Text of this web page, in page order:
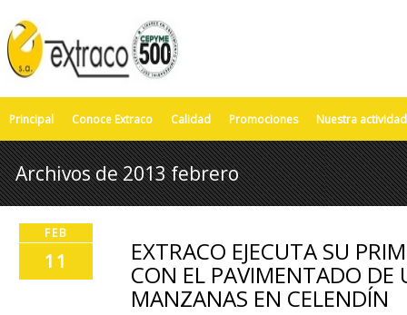
Principal Conoce Extraco Calidad Promociones Nuestra actividad
Archivos de 2013 febrero
FEB
11 EXTRACO EJECUTA SU
CON EL PAVIMENTADO DE
MANZANAS EN CELENDÍN